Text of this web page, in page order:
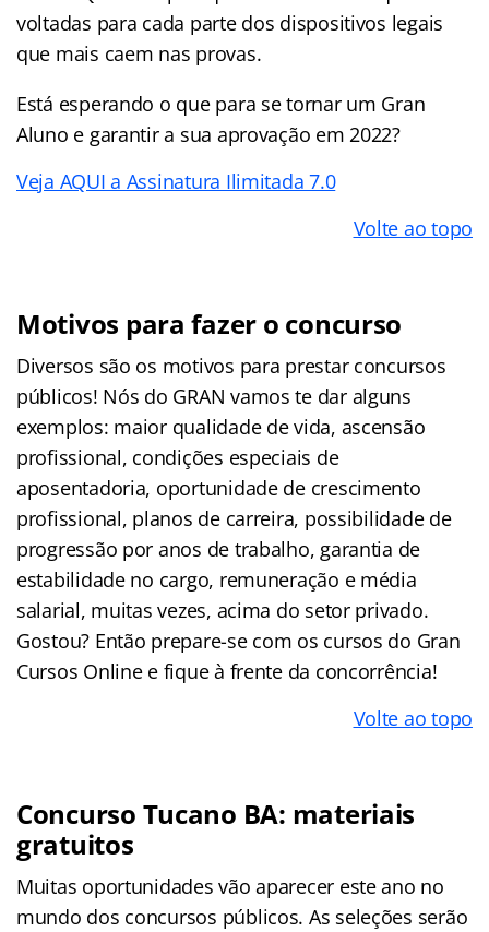
voltadas para cada parte dos dispositivos legais
que mais caem nas provas.
Está esperando o que para se tornar um Gran
Aluno e garantir a sua aprovação em 2022?
Veja AQUI a Assinatura Ilimitada 7.0
Volte ao topo
Motivos para fazer o concurso
Diversos são os motivos para prestar concursos
públicos! Nós do GRAN vamos te dar alguns
exemplos: maior qualidade de vida, ascensão
profissional, condições especiais de
aposentadoria, oportunidade de crescimento
profissional, planos de carreira, possibilidade de
progressão por anos de trabalho, garantia de
estabilidade no cargo, remuneração e média
salarial, muitas vezes, acima do setor privado.
Gostou? Então prepare-se com os cursos do Gran
Cursos Online e fique à frente da concorrência!
Volte ao topo
Concurso Tucano BA: materiais
gratuitos
Muitas oportunidades vão aparecer este ano no
mundo dos concursos públicos. As seleções serão